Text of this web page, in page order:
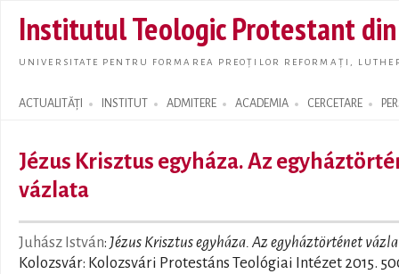
main
Institutul Teologic Protestant
UNIVERSITATE PENTRU FORMAREA PREOȚILOR REFORMAȚI,
ACTUALITĂȚI INSTITUT ADMITERE ACADEMIA CERCETARE
Search form
Jézus Krisztus egyháza. Az
vázlata
Juhász István: Jézus Krisztus egyháza. Az egyháztörténet
Kolozsvár: Kolozsvári Protestáns Teológiai Intézet 2015.